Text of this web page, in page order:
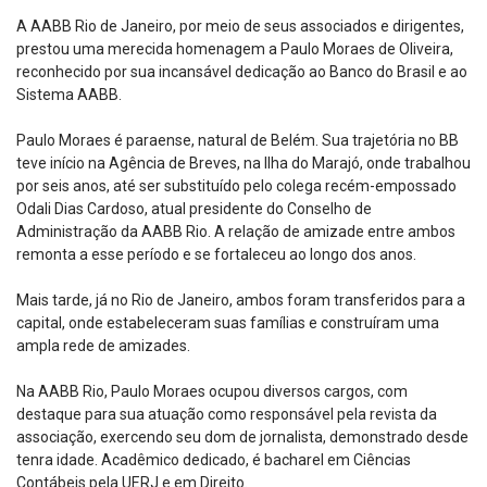
A AABB Rio de Janeiro, por meio de seus associados e dirigentes,
prestou uma merecida homenagem a Paulo Moraes de Oliveira,
reconhecido por sua incansável dedicação ao Banco do Brasil e ao
Sistema AABB.
Paulo Moraes é paraense, natural de Belém. Sua trajetória no BB
teve início na Agência de Breves, na Ilha do Marajó, onde trabalhou
por seis anos, até ser substituído pelo colega recém-empossado
Odali Dias Cardoso, atual presidente do Conselho de
Administração da AABB Rio. A relação de amizade entre ambos
remonta a esse período e se fortaleceu ao longo dos anos.
Mais tarde, já no Rio de Janeiro, ambos foram transferidos para a
capital, onde estabeleceram suas famílias e construíram uma
ampla rede de amizades.
Na AABB Rio, Paulo Moraes ocupou diversos cargos, com
destaque para sua atuação como responsável pela revista da
associação, exercendo seu dom de jornalista, demonstrado desde
tenra idade. Acadêmico dedicado, é bacharel em Ciências
Contábeis pela UERJ e em Direito.